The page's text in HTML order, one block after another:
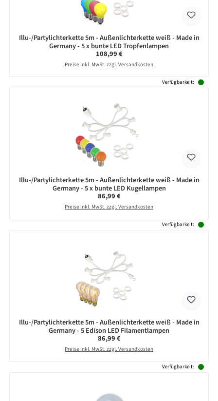
Illu-/Partylichterkette 5m - Außenlichterkette weiß - Made in
Germany - 5 x bunte LED Tropfenlampen
Regulärer Preis:
108,99 €
Preise inkl. MwSt. zzgl. Versandkosten
Verfügbarkeit:
Illu-/Partylichterkette 5m - Außenlichterkette weiß - Made in
Germany - 5 x bunte LED Kugellampen
Regulärer Preis:
86,99 €
Preise inkl. MwSt. zzgl. Versandkosten
Verfügbarkeit:
Illu-/Partylichterkette 5m - Außenlichterkette weiß - Made in
Germany - 5 Edison LED Filamentlampen
Regulärer Preis:
86,99 €
Preise inkl. MwSt. zzgl. Versandkosten
Verfügbarkeit: